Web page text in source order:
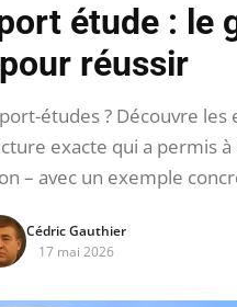
étude : le
réussir
études ? Découvre
exacte qui a permis
– avec un exemple
Cédric Gauthier
17 mai 2026